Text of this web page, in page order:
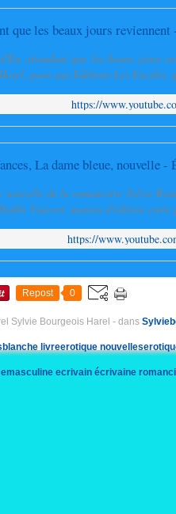
que les beaux jours
attendant que les beaux jours
paru aux Editions Les Escales,
https://
La dame bleue, nouvelle -
de la romancière Sylvie
Vauvert, maison d'édition
https://
Repost 0
Sylvie Bourgeois Harel - dans
livreerotique
ecrivain écrivaine